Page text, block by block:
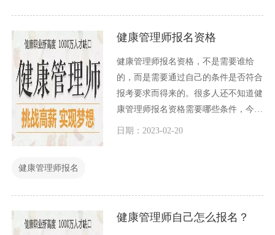
健康管理师报名资格
健康管理师报名资格，不是需要谁给
的，而是需要通过自己的条件是否符合
报考要求而得来的。很多人还不知道健
康管理师报名资格需要哪些条件，今天
小编就给大家详细介绍一下关于健康管
日期：2023-02-20
健康管理师报名
健康管理师自己怎么报名？